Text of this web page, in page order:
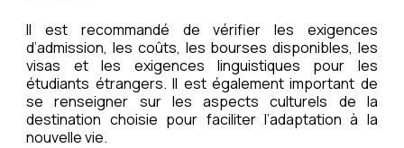
Il est recommandé de vérifier les exigences
d’admission, les coûts, les bourses disponibles, les
visas et les exigences linguistiques pour les
étudiants étrangers. Il est également important de
se renseigner sur les aspects culturels de la
destination choisie pour faciliter l’adaptation à la
nouvelle vie.